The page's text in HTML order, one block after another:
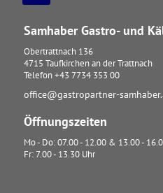
Samhaber Gastro- und
Obertrattnach 136
4715 Taufkirchen an der Trattnach
Telefon +43 7734 353 00
office@gastropartner-
Öffnungszeiten
Mo - Do: 07.00 - 12.00 & 13.00 -
Fr: 7.00 - 13.30 Uhr